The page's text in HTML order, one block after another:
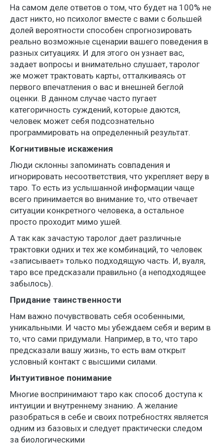
На самом деле ответов о том, что будет на 100% не
даст никто, но психолог вместе с вами с большей
долей вероятности способен спрогнозировать
реально возможные сценарии вашего поведения в
разных ситуациях. И для этого он узнает вас,
задает вопросы и внимательно слушает, таролог
же может трактовать карты, отталкиваясь от
первого впечатления о вас и внешней беглой
оценки. В данном случае часто пугает
категоричность суждений, которые даются,
человек может себя подсознательно
программировать на определенный результат.
Когнитивные искажения
Люди склонны запоминать совпадения и
игнорировать несоответствия, что укрепляет веру в
таро. То есть из услышанной информации чаще
всего принимается во внимание то, что отвечает
ситуации конкретного человека, а остальное
просто проходит мимо ушей.
А так как зачастую таролог дает различные
трактовки одних и тех же комбинаций, то человек
«записывает» только подходящую часть. И, вуаля,
таро все предсказали правильно (а неподходящее
забылось).
Придание таинственности
Нам важно почувствовать себя особенными,
уникальными. И часто мы убеждаем себя и верим в
то, что сами придумали. Например, в то, что таро
предсказали вашу жизнь, то есть вам открыт
условный контакт с высшими силами.
Интуитивное понимание
Многие воспринимают таро как способ доступа к
интуиции и внутреннему знанию. А желание
разобраться в себе и своих потребностях является
одним из базовых и следует практически следом
за биологическими